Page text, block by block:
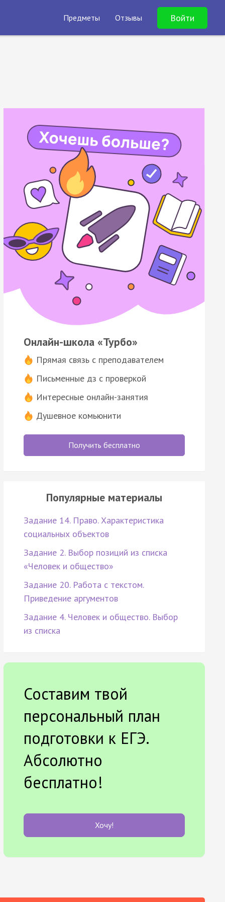
Предметы Отзывы Войти
Онлайн-школа «Турбо»
Прямая связь с преподавателем
Письменные дз с проверкой
Интересные онлайн-занятия
Душевное комьюнити
Получить бесплатно
Популярные материалы
Задание 14. Право. Характеристика
социальных объектов
Задание 2. Выбор позиций из списка
«Человек и общество»
Задание 20. Работа с текстом.
Приведение аргументов
Задание 4. Человек и общество. Выбор
из списка
Составим твой
персональный план
подготовки к ЕГЭ.
Абсолютно
бесплатно!
Хочу!